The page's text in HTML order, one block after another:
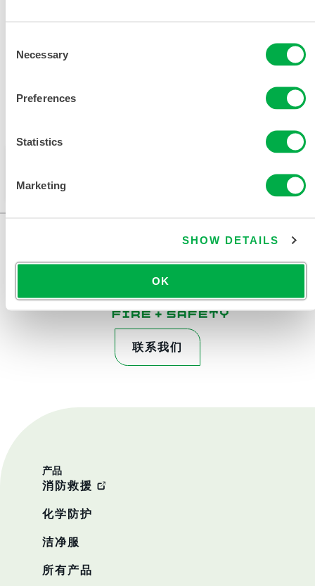
Selection
Necessary
Preferences
Statistics
Marketing
SHOW DETAILS
OK
销售区域包括：加拿大、墨西哥、南美洲、欧洲、印度、
联系我们
产品
消防救援
化学防护
洁净服
所有产品